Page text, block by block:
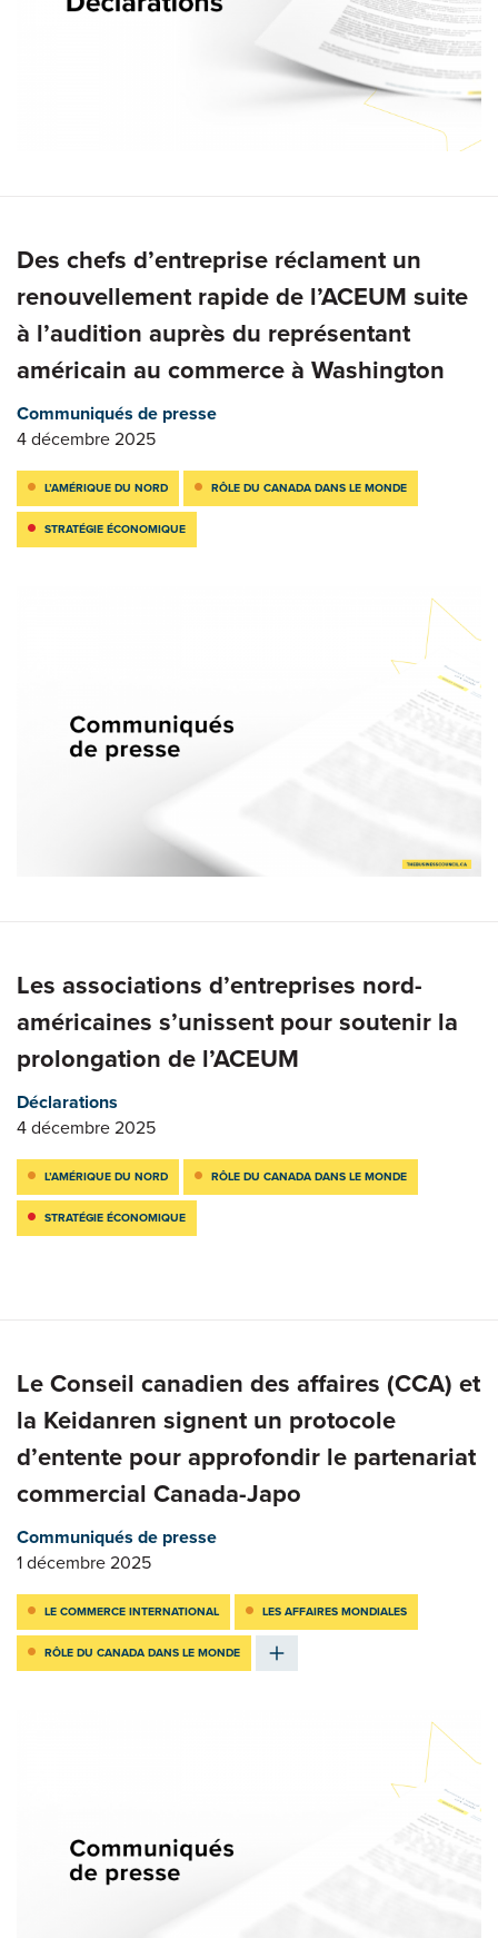
Des chefs d’entreprise réclament un
renouvellement rapide de l’ACEUM suite
à l’audition auprès du représentant
américain au commerce à Washington
Communiqués de presse
4 décembre 2025
L’AMÉRIQUE DU NORD RÔLE DU CANADA DANS LE MONDE
STRATÉGIE ÉCONOMIQUE
Les associations d’entreprises nord-
américaines s’unissent pour soutenir la
prolongation de l’ACEUM
Déclarations
4 décembre 2025
L’AMÉRIQUE DU NORD RÔLE DU CANADA DANS LE MONDE
STRATÉGIE ÉCONOMIQUE
Le Conseil canadien des affaires (CCA) et
la Keidanren signent un protocole
d’entente pour approfondir le partenariat
commercial Canada-Japo
Communiqués de presse
1 décembre 2025
LE COMMERCE INTERNATIONAL LES AFFAIRES MONDIALES
RÔLE DU CANADA DANS LE MONDE